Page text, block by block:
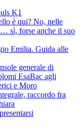
K1
è qui? No, nelle
sì, forse anche il suo
Emilia. Guida alle
generale di
EsaBac agli
e Moro
raccordo fra